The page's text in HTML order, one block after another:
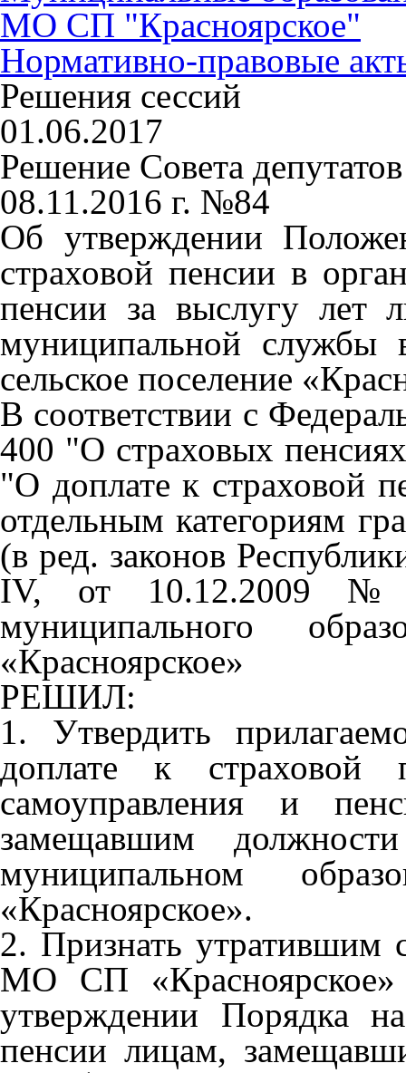
МО СП "Красноярское"
Нормативно-правовые
Решения сессий
01.06.2017
Решение Совета
08.11.2016 г. №84
Об утверждении
страховой пенсии в
пенсии за выслугу лет
муниципальной службы
сельское поселение
В соответствии с
400 "О страховых
"О доплате к страховой
отдельным категориям
(в ред. законов
IV, от 10.12.2009 №
муниципального
«Красноярское»
РЕШИЛ:
1. Утвердить
доплате к страховой
самоуправления и
замещавшим
муниципальном
«Красноярское».
2. Признать утратившим
МО СП
утверждении Порядка
пенсии лицам,